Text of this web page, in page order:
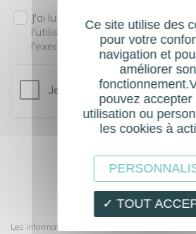
J'ai lu et compris les
mentions
l'utilisation de mes données
l'exercice de mes droits à la
Les informations recueillies dans ce formulaire
Ce site utilise des
pour votre
navigation et
améliorer son
pouvez accepter
utilisation ou
les cookies à
✓ TOUT